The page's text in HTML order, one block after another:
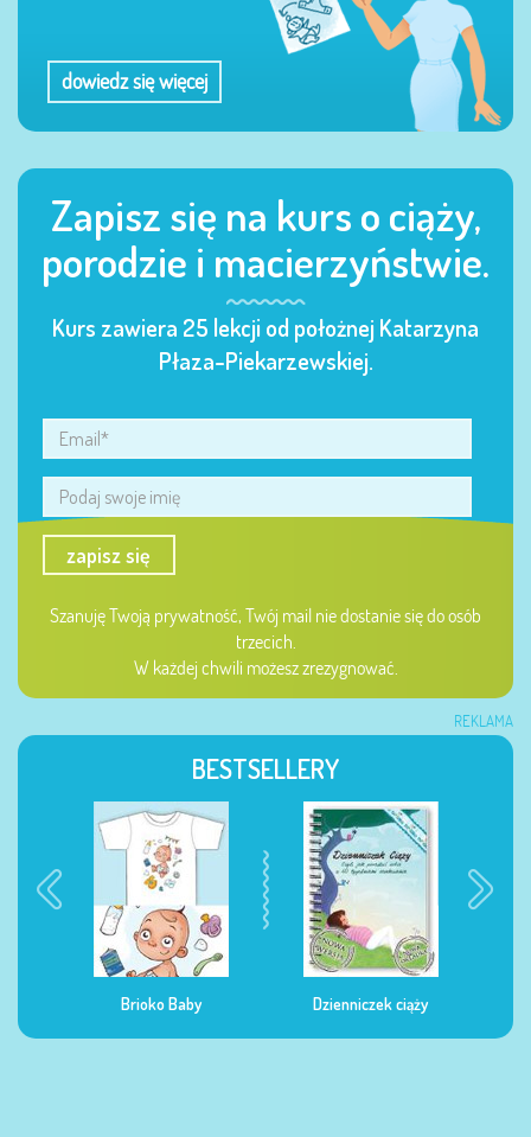
dowiedz się więcej
Zapisz się na kurs o ciąży,
porodzie i macierzyństwie.
Kurs zawiera 25 lekcji od położnej Katarzyna
Płaza-Piekarzewskiej.
zapisz się
Szanuję Twoją prywatność, Twój mail nie dostanie się do osób
trzecich.
W każdej chwili możesz zrezygnować.
REKLAMA
BESTSELLERY
Dzienniczek ciąży Dzienniczek żywienia